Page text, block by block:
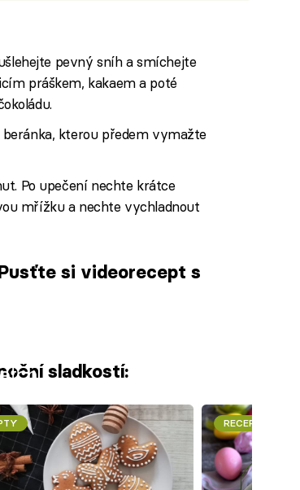
pevný sníh a smíchejte
práškem, kakaem a poté
kterou předem vymažte
Po upečení nechte krátce
mřížku a nechte vychladnout
si videorecept s
sladkostí:
RECEPTY